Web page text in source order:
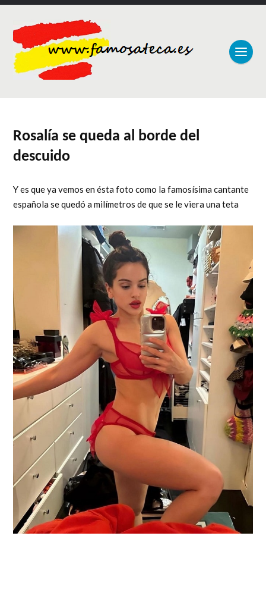
Rosalía se queda al borde del
descuido
Y es que ya vemos en ésta foto como la famosísima cantante
española se quedó a milímetros de que se le viera una teta